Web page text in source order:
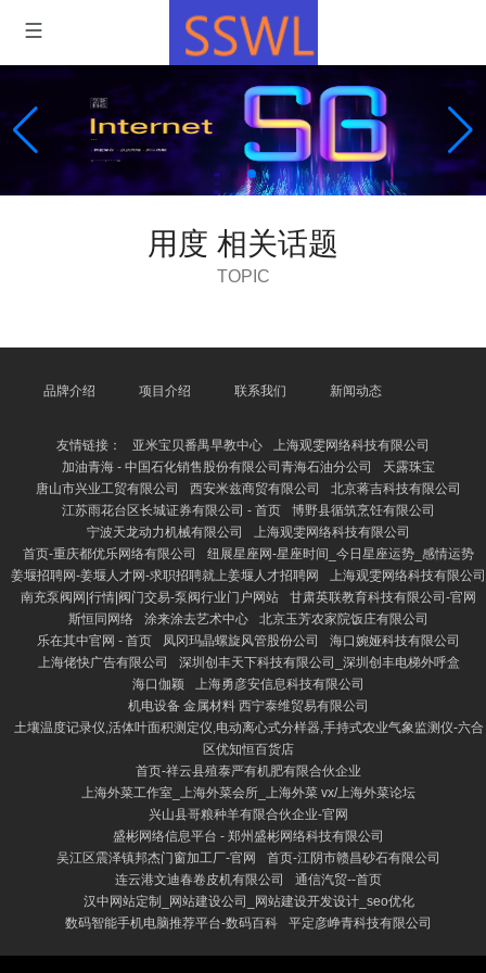
用度 相关话题
TOPIC
品牌介绍 项目介绍 联系我们 新闻动态
友情链接： 亚米宝贝番禺早教中心
上海观雯网络科技有限公司
加油青海 - 中国石化销售股份有限公司青海石油分公司
天露珠宝
唐山市兴业工贸有限公司
西安米兹商贸有限公司
北京蒋吉科技有限公司
江苏雨花台区长城证券有限公司 - 首页
博野县循筑烹饪有限公司
宁波天龙动力机械有限公司
上海观雯网络科技有限公司
首页-重庆都优乐网络有限公司
纽展星座网-星座时间_今日星座运势_感情运势
姜堰招聘网-姜堰人才网-求职招聘就上姜堰人才招聘网
上海观雯网络科技有限公司
南充泵阀网|行情|阀门交易-泵阀行业门户网站
甘肃英联教育科技有限公司-官网
斯恒同网络
涂来涂去艺术中心
北京玉芳农家院饭庄有限公司
乐在其中官网 - 首页
凤冈玛晶螺旋风管股份公司
海口婉娅科技有限公司
上海佬快广告有限公司
深圳创丰天下科技有限公司_深圳创丰电梯外呼盒
海口伽颖
上海勇彦安信息科技有限公司
机电设备 金属材料 西宁泰维贸易有限公司
土壤温度记录仪,活体叶面积测定仪,电动离心式分样器,手持式农业气象监测仪-六合
区优知恒百货店
首页-祥云县殖泰严有机肥有限合伙企业
上海外菜工作室_上海外菜会所_上海外菜 vx/上海外菜论坛
兴山县哥粮种羊有限合伙企业-官网
盛彬网络信息平台 - 郑州盛彬网络科技有限公司
吴江区震泽镇邦杰门窗加工厂-官网
首页-江阴市赣昌砂石有限公司
连云港文迪春卷皮机有限公司
通信汽贸--首页
汉中网站定制_网站建设公司_网站建设开发设计_seo优化
数码智能手机电脑推荐平台-数码百科
平定彦峥青科技有限公司